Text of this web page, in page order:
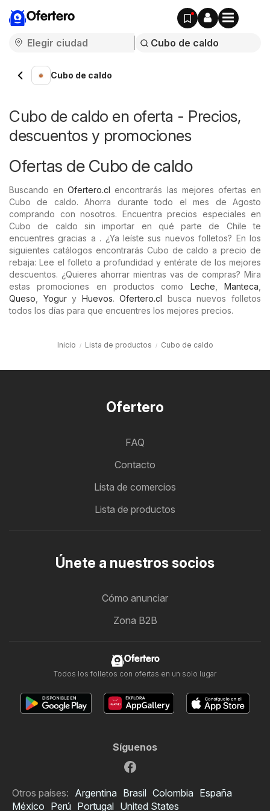
Ofertero
Cubo de caldo
Cubo de caldo en oferta - Precios,
descuentos y promociones
Ofertas de Cubo de caldo
Buscando enOfertero.cl encontrarás las mejores ofertas en
Cubo de caldo. Ahorra durante todo el mes de Agosto
comprando con nosotros. Encuentra precios especiales en
Cubo de caldo sin importar en qué parte de Chile te
encuentres gracias a . ¿Ya leíste sus nuevos folletos? En los
siguientes catálogos encontrarás Cubo de caldo a precio de
rebaja: Lee el folleto a profundidad y entérate de los mejores
descuentos. ¿Quieres ahorrar mientras vas de compras? Mira
estas promociones en productos como Leche ,Manteca
Queso
Yogury Huevos.Ofertero.cl busca nuevos folletos
todos los días para que encuentres los mejores precios.
Inicio Lista de productos Cubo de caldo
Ofertero
FAQ
Contacto
Lista de comercios
Lista de productos
Únete a nuestros socios
Cómo anunciar
Zona B2B
Ofertero
Todos los folletos con ofertas en un solo lugar
Síguenos
Otros países: Argentina Brasil Colombia España
México Perú Portugal United States